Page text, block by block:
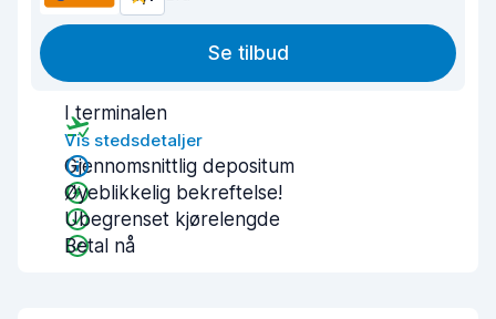
Se tilbud
I terminalen
Vis stedsdetaljer
Gjennomsnittlig depositum
Øyeblikkelig bekreftelse!
Ubegrenset kjørelengde
Betal nå